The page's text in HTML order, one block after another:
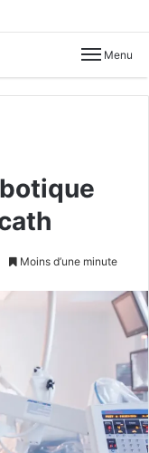
Menu
Moins d’une minute